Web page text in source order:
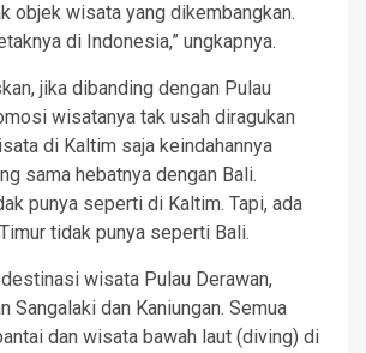
objek wisata yang dikembangkan.
di Indonesia,” ungkapnya.
jika dibanding dengan Pulau
wisatanya tak usah diragukan
di Kaltim saja keindahannya
sama hebatnya dengan Bali.
punya seperti di Kaltim. Tapi, ada
tidak punya seperti Bali.
wisata Pulau Derawan,
Sangalaki dan Kaniungan. Semua
dan wisata bawah laut (diving) di